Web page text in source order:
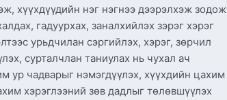
хүүхдүүдийн нэг нэгнээ дээрэлхэж зодож
гадуурхах, заналхийлэх зэрэг хэрэг
урьдчилан сэргийлэх, хэрэг, зөрчил
сурталчлан таниулах нь чухал ач
чадварыг нэмэгдүүлэх, хүүхдийн цахим
хэрэглээний зөв дадлыг төлөвшүүлэх